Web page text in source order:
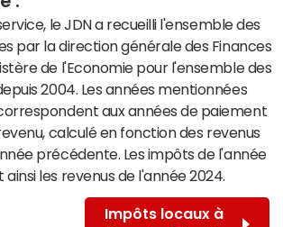
le JDN a recueilli l'ensemble des
par la direction générale des Finances
de l'Economie pour l'ensemble des
2004. Les années mentionnées
aux années de paiement
calculé en fonction des revenus
précédente. Les impôts de l'année
les revenus de l'année 2024.
Impôts locaux à